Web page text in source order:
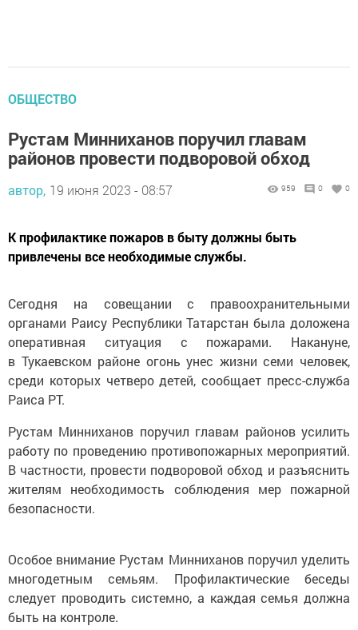
ОБЩЕСТВО
Рустам Минниханов поручил главам
районов провести подворовой обход
автор, 19 июня 2023 - 08:57 959 0 0
К профилактике пожаров в быту должны быть
привлечены все необходимые службы.
Сегодня на совещании с правоохранительными
органами Раису Республики Татарстан была доложена
оперативная ситуация с пожарами. Накануне,
в Тукаевском районе огонь унес жизни семи человек,
среди которых четверо детей, сообщает пресс-служба
Раиса РТ.
Рустам Минниханов поручил главам районов усилить
работу по проведению противопожарных мероприятий.
В частности, провести подворовой обход и разъяснить
жителям необходимость соблюдения мер пожарной
безопасности.
Особое внимание Рустам Минниханов поручил уделить
многодетным семьям. Профилактические беседы
следует проводить системно, а каждая семья должна
быть на контроле.